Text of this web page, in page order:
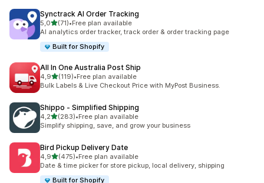
Synctrack AI Order Tracking
5,0z 5 hvězd
(71)
Celkový počet recenzí: 71
•Free plan available
AI analytics order tracker, track order & order tracking page
Built for Shopify
All In One Australia Post Ship
4,9z 5 hvězd
(119)
Celkový počet recenzí: 119
•Free plan available
Bulk Labels & Live Checkout Price with MyPost Business.
Shippo ‑ Simplified Shipping
4,2z 5 hvězd
(283)
Celkový počet recenzí: 283
•Free plan available
Simplify shipping, save, and grow your business
Bird Pickup Delivery Date
4,9z 5 hvězd
(475)
Celkový počet recenzí: 475
•Free plan available
Date & time picker for store pickup, local delivery, shipping
Built for Shopify